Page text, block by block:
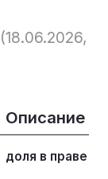
(18.06.2026,
Описание
доля в праве